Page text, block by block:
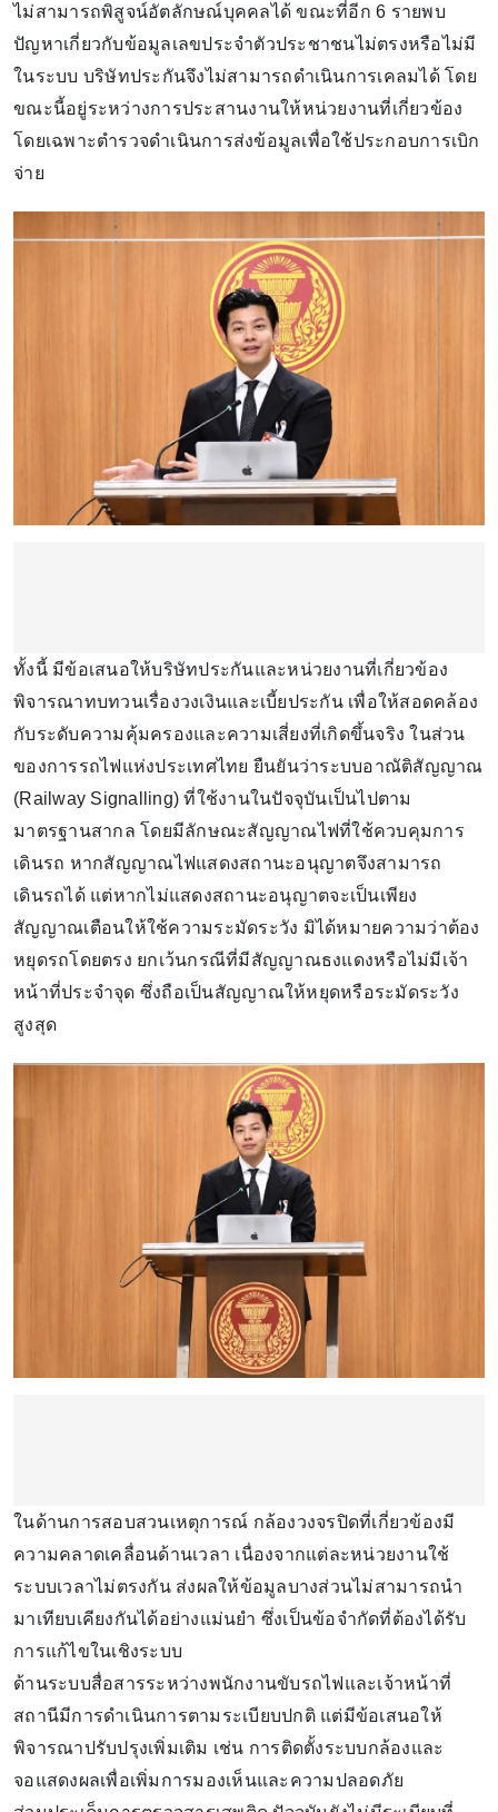
ไม่สามารถพิสูจน์อัตลักษณ์บุคคลได้ ขณะที่อีก 6 รายพบ
ปัญหาเกี่ยวกับข้อมูลเลขประจำตัวประชาชนไม่ตรงหรือไม่มี
ในระบบ บริษัทประกันจึงไม่สามารถดำเนินการเคลมได้ โดย
ขณะนี้อยู่ระหว่างการประสานงานให้หน่วยงานที่เกี่ยวข้อง
โดยเฉพาะตำรวจดำเนินการส่งข้อมูลเพื่อใช้ประกอบการเบิก
จ่าย
ทั้งนี้ มีข้อเสนอให้บริษัทประกันและหน่วยงานที่เกี่ยวข้อง
พิจารณาทบทวนเรื่องวงเงินและเบี้ยประกัน เพื่อให้สอดคล้อง
กับระดับความคุ้มครองและความเสี่ยงที่เกิดขึ้นจริง ในส่วน
ของการรถไฟแห่งประเทศไทย ยืนยันว่าระบบอาณัติสัญญาณ
(Railway Signalling) ที่ใช้งานในปัจจุบันเป็นไปตาม
มาตรฐานสากล โดยมีลักษณะสัญญาณไฟที่ใช้ควบคุมการ
เดินรถ หากสัญญาณไฟแสดงสถานะอนุญาตจึงสามารถ
เดินรถได้ แต่หากไม่แสดงสถานะอนุญาตจะเป็นเพียง
สัญญาณเตือนให้ใช้ความระมัดระวัง มิได้หมายความว่าต้อง
หยุดรถโดยตรง ยกเว้นกรณีที่มีสัญญาณธงแดงหรือไม่มีเจ้า
หน้าที่ประจำจุด ซึ่งถือเป็นสัญญาณให้หยุดหรือระมัดระวัง
สูงสุด
ในด้านการสอบสวนเหตุการณ์ กล้องวงจรปิดที่เกี่ยวข้องมี
ความคลาดเคลื่อนด้านเวลา เนื่องจากแต่ละหน่วยงานใช้
ระบบเวลาไม่ตรงกัน ส่งผลให้ข้อมูลบางส่วนไม่สามารถนำ
มาเทียบเคียงกันได้อย่างแม่นยำ ซึ่งเป็นข้อจำกัดที่ต้องได้รับ
การแก้ไขในเชิงระบบ
ด้านระบบสื่อสารระหว่างพนักงานขับรถไฟและเจ้าหน้าที่
สถานีมีการดำเนินการตามระเบียบปกติ แต่มีข้อเสนอให้
พิจารณาปรับปรุงเพิ่มเติม เช่น การติดตั้งระบบกล้องและ
จอแสดงผลเพื่อเพิ่มการมองเห็นและความปลอดภัย